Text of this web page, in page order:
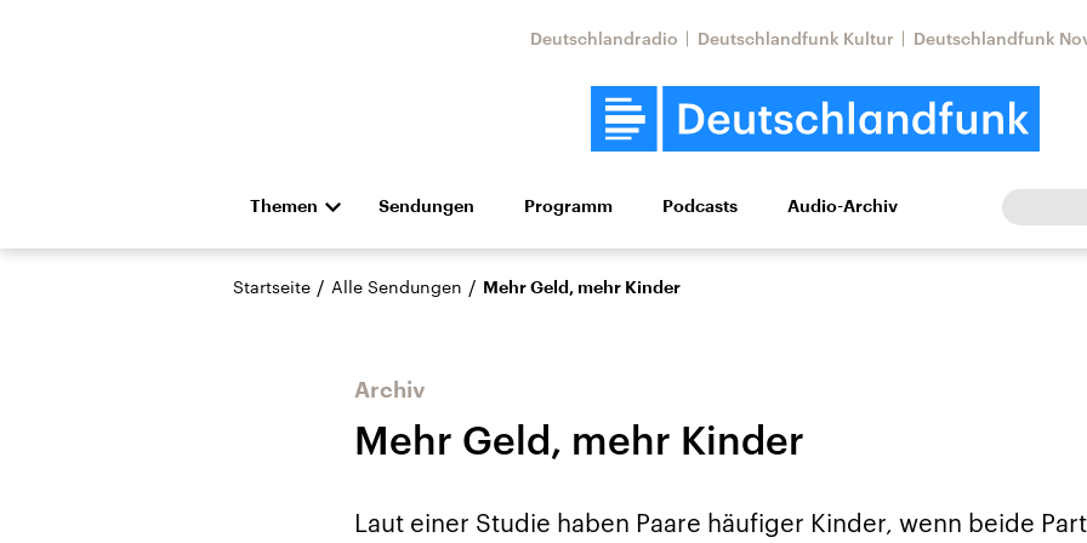
Deutschlandradio Deutschlandfunk Kultur Deutschlandfunk
Themen
Die Nachrichten Politik Wirtschaft Wissen Kultur Europa
Hörspiel und Feature Musik
Anhalt 2026
Aktuelle Beiträge,
Aktuelle Lage und
Aktuelle Lage und
Sendungen Programm Podcasts Audio-Archiv
Startseite / Alle Sendungen / Mehr Geld, mehr Kinder
Archiv
Mehr Geld, mehr Kinder
Laut einer Studie haben Paare häufiger Kinder, wenn beide